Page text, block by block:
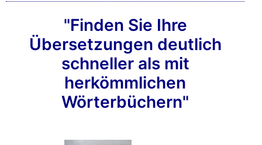
"Finden Sie Ihre
Übersetzungen deutlich
schneller als mit
herkömmlichen
Wörterbüchern"